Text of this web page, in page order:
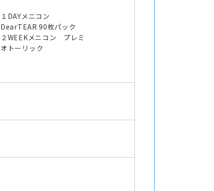
１DAYメニコン
DearTEAR 90枚パック
２WEEKメニコン プレミ
オトーリック